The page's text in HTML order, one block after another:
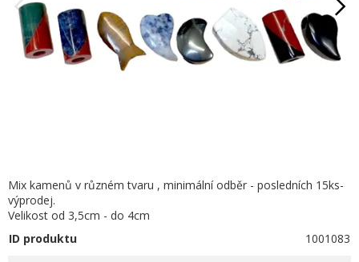
Mix kamenů v různém tvaru , minimální odběr - posledních 15ks-
výprodej.
Velikost od 3,5cm - do 4cm
ID produktu
1001083